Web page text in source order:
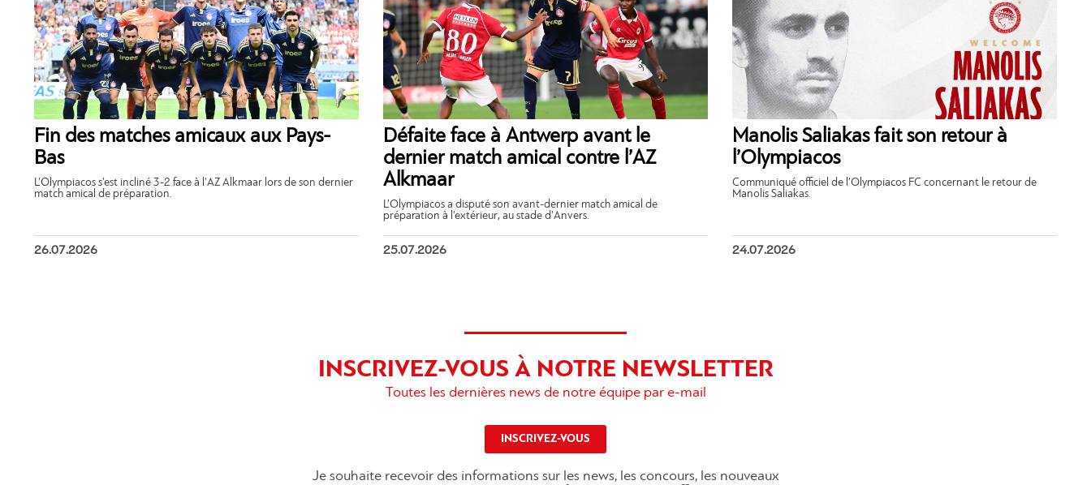
Fin des matches amicaux aux Pays-
Bas
L’Olympiacos s’est incliné 3-2 face à l’AZ Alkmaar lors de son dernier
match amical de préparation.
26.07.2026
Défaite face à Antwerp avant le
dernier match amical contre l’AZ
Alkmaar
L’Olympiacos a disputé son avant-dernier match amical de
préparation à l’extérieur, au stade d’Anvers.
25.07.2026
Manolis Saliakas fait son retour à
l’Olympiacos
Communiqué officiel de l’Olympiacos FC concernant le retour de
Manolis Saliakas.
24.07.2026
INSCRIVEZ-VOUS À NOTRE NEWSLETTER
Toutes les dernières news de notre équipe par e-mail
INSCRIVEZ-VOUS
Je souhaite recevoir des informations sur les news, les concours, les nouveaux